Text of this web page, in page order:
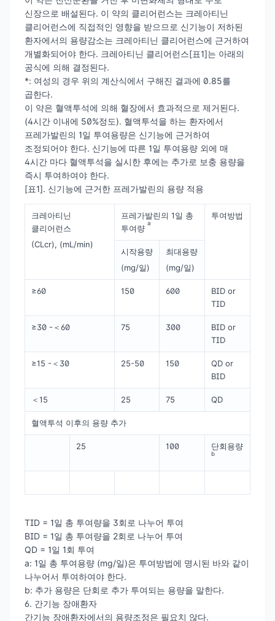
신장으로 배설된다. 이 약의 클리어런스는 크레아티닌
클리어런스에 직접적인 영향을 받으므로 신기능이 저하된
환자에서의 용량감소는 크레아티닌 클리어런스에 근거하여
개별화되어야 한다. 크레아티닌 클리어런스[표1]는 아래의
공식에 의해 결정된다.
*: 여성의 경우 위의 계산식에서 구해진 결과에 0.85를
곱한다.
이 약은 혈액투석에 의해 혈장에서 효과적으로 제거된다.
(4시간 이내에 50%정도). 혈액투석을 하는 환자에서
프레가발린의 1일 투여용량은 신기능에 근거하여
조정되어야 한다. 신기능에 따른 1일 투여용량 외에 매
4시간 마다 혈액투석을 실시한 후에는 추가로 보충 용량을
즉시 투여하여야 한다.
[표1]. 신기능에 근거한 프레가발린의 용량 적용
크레아티닌
클리어런스
(CLcr), (mL/min)
프레가발린의 1일 총
투여량
a
투여방법
시작용량
(mg/일)
최대용량
(mg/일)
≥60 150 600
BID or
TID
≥30 -＜60 75 300
BID or
TID
≥15 -＜30 25-50 150
QD or
BID
＜15 25 75 QD
혈액투석 이후의 용량 추가
25 100 단회용량
b
TID = 1일 총 투여량을 3회로 나누어 투여
BID = 1일 총 투여량을 2회로 나누어 투여
QD = 1일 1회 투여
a: 1일 총 투여용량 (mg/일)은 투여방법에 명시된 바와 같이
나누어서 투여하여야 한다.
b: 추가 용량은 단회로 추가 투여되는 용량을 말한다.
6. 간기능 장애환자
간기능 장애환자에서의 용량조정은 필요치 않다.